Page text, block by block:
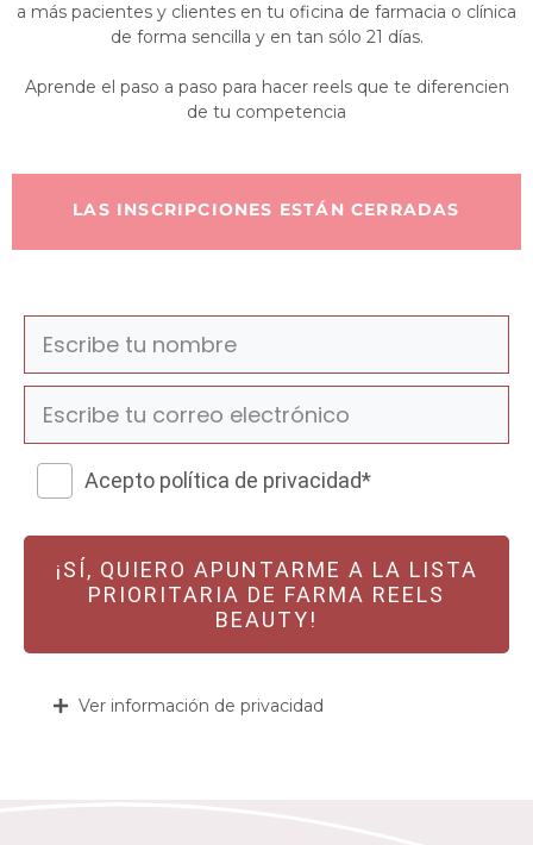
a más pacientes y clientes en tu oficina de farmacia o clínica
de forma sencilla y en tan sólo 21 días.
Aprende el paso a paso para hacer reels que te diferencien
de tu competencia
LAS INSCRIPCIONES ESTÁN CERRADAS
Acepto política de privacidad*
¡SÍ, QUIERO APUNTARME A LA LISTA
PRIORITARIA DE FARMA REELS
BEAUTY!
Ver información de privacidad